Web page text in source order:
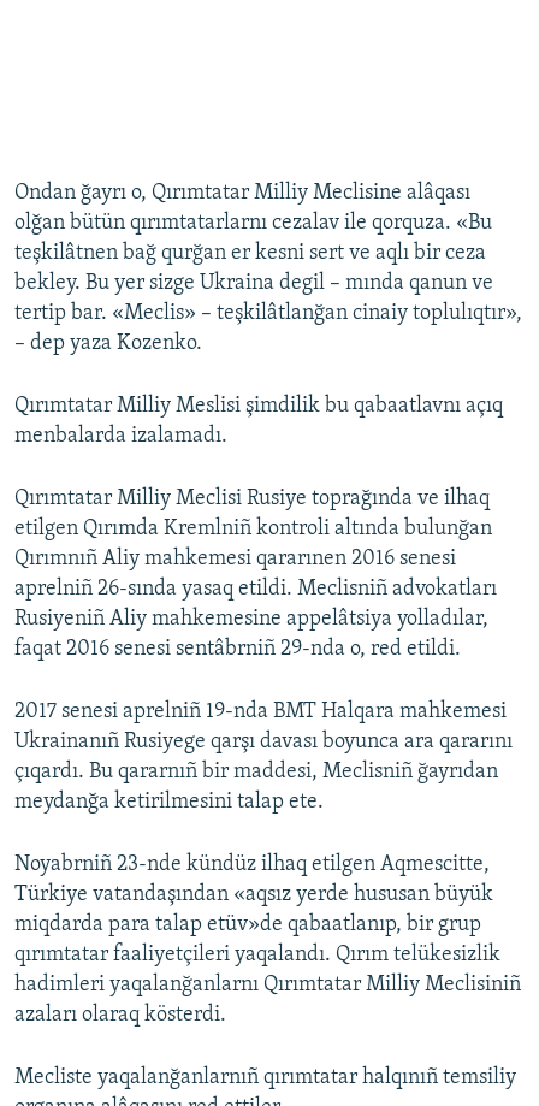
Ondan ğayrı o, Qırımtatar Milliy Meclisine alâqası
olğan bütün qırımtatarlarnı cezalav ile qorquza. «Bu
teşkilâtnen bağ qurğan er kesni sert ve aqlı bir ceza
bekley. Bu yer sizge Ukraina degil – mında qanun ve
tertip bar. «Meclis» – teşkilâtlanğan cinaiy toplulıqtır»,
– dep yaza Kozenko.
Qırımtatar Milliy Meslisi şimdilik bu qabaatlavnı açıq
menbalarda izalamadı.
Qırımtatar Milliy Meclisi Rusiye toprağında ve ilhaq
etilgen Qırımda Kremlniñ kontroli altında bulunğan
Qırımnıñ Aliy mahkemesi qararınen 2016 senesi
aprelniñ 26-sında yasaq etildi. Meclisniñ advokatları
Rusiyeniñ Aliy mahkemesine appelâtsiya yolladılar,
faqat 2016 senesi sentâbrniñ 29-nda o, red etildi.
2017 senesi aprelniñ 19-nda BMT Halqara mahkemesi
Ukrainanıñ Rusiyege qarşı davası boyunca ara qararını
çıqardı. Bu qararnıñ bir maddesi, Meclisniñ ğayrıdan
meydanğa ketirilmesini talap ete.
Noyabrniñ 23-nde kündüz ilhaq etilgen Aqmescitte,
Türkiye vatandaşından «aqsız yerde hususan büyük
miqdarda para talap etüv»de qabaatlanıp, bir grup
qırımtatar faaliyetçileri yaqalandı. Qırım telükesizlik
hadimleri yaqalanğanlarnı Qırımtatar Milliy Meclisiniñ
azaları olaraq kösterdi.
Mecliste yaqalanğanlarnıñ qırımtatar halqınıñ temsiliy